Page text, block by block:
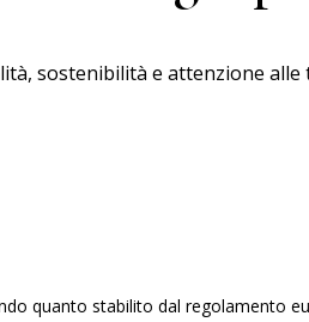
sostenibilità e attenzione alle
quanto stabilito dal regolamento